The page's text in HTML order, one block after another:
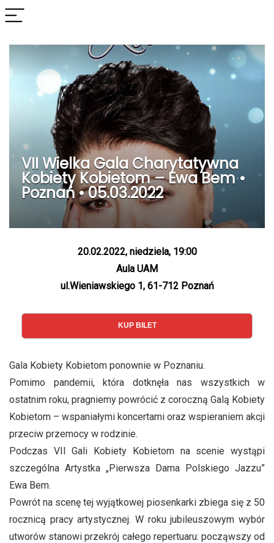
VII Wielka Gala Charytatywna
Kobiety Kobietom – Ewa Bem •
Poznań • 05.03.2022
20.02.2022, niedziela, 19:00
Aula UAM
ul.Wieniawskiego 1, 61-712 Poznań
KUP BILET
Gala Kobiety Kobietom ponownie w Poznaniu.
Pomimo pandemii, która dotknęła nas wszystkich w
ostatnim roku, pragniemy powrócić z coroczną Galą Kobiety
Kobietom – wspaniałymi koncertami oraz wspieraniem akcji
przeciw przemocy w rodzinie.
Podczas VII Gali Kobiety Kobietom na scenie wystąpi
szczególna Artystka „Pierwsza Dama Polskiego Jazzu”
Ewa Bem.
Powrót na scenę tej wyjątkowej piosenkarki zbiega się z 50
rocznicą pracy artystycznej. W roku jubileuszowym wybór
utworów stanowi przekrój całego repertuaru: począwszy od